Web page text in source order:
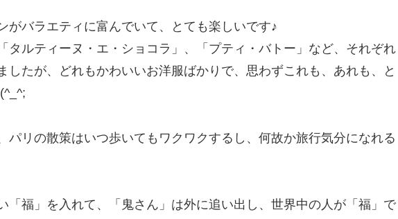
がバラエティに富んでいて、とても楽しいです♪
タルティーヌ・エ・ショコラ」、「プティ・バトー」など、それぞれ
したが、どれもかわいいお洋服ばかりで、思わずこれも、あれも、と
パリの散策はいつ歩いてもワクワクするし、何故か旅行気分になれる
「福」を入れて、「鬼さん」は外に追い出し、世界中の人が「福」で